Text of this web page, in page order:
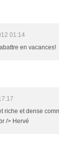
01:14
en vacances!
riche et dense
/> Hervé